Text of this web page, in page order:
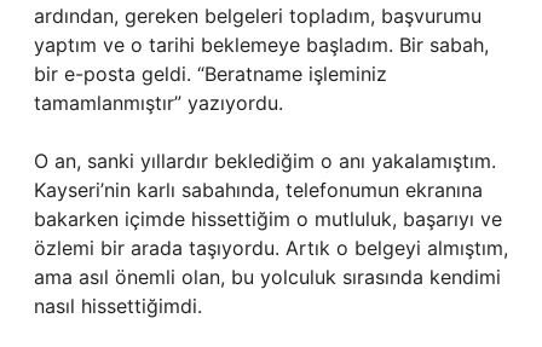
ardından, gereken belgeleri topladım, başvurumu
yaptım ve o tarihi beklemeye başladım. Bir sabah,
bir e-posta geldi. “Beratname işleminiz
tamamlanmıştır” yazıyordu.
O an, sanki yıllardır beklediğim o anı yakalamıştım.
Kayseri’nin karlı sabahında, telefonumun ekranına
bakarken içimde hissettiğim o mutluluk, başarıyı ve
özlemi bir arada taşıyordu. Artık o belgeyi almıştım,
ama asıl önemli olan, bu yolculuk sırasında kendimi
nasıl hissettiğimdi.